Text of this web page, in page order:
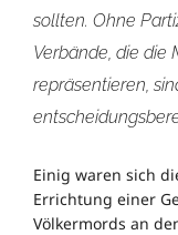
sollten. Ohne
Verbände, die die
repräsentieren,
Einig waren sich
Errichtung einer
Völkermords an